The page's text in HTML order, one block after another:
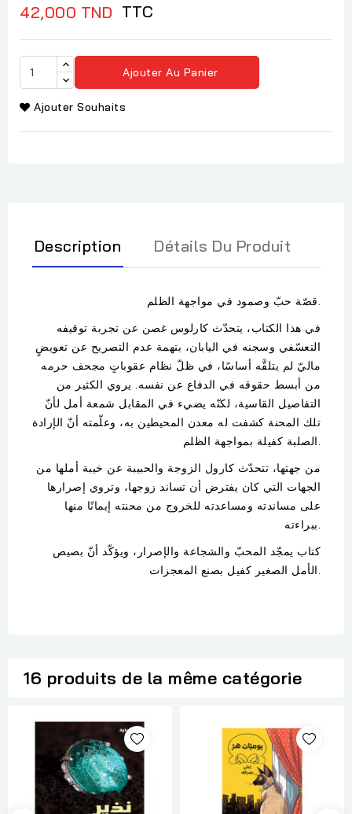
42,000 TND TTC
Ajouter Au Panier
Ajouter Souhaits
Description Détails Du Produit
قصّة حبّ وصمود في مواجهة الظلم.
في هذا الكتاب، يتحدّث كارلوس غصن عن تجربة توقيفه
التعسّفي وسجنه في اليابان، بتهمة عدم التصريح عن تعويضٍ
ماليّ لم يتلقَّه أساسًا، في ظلّ نظام عقوباتٍ مجحف حرمه
من أبسط حقوقه في الدفاع عن نفسه. يروي الكثير من
التفاصيل القاسية، لكنّه يضيء في المقابل شمعة أمل لأنّ
تلك المحنة كشفت له معدن المحيطين به، وعلّمته أنّ الإرادة
الصلبة كفيلة بمواجهة الظلم.
من جهتها، تتحدّث كارول الزوجة والحبيبة عن خيبة أملها من
الجهات التي كان يفترض أن تساند زوجها، وتروي إصرارها
على مساندته ومساعدته للخروج من محنته إيمانًا منها
ببراءته.
كتاب يمجّد المحبّ والشجاعة والإصرار، ويؤكّد أنّ بصيص
الأمل الصغير كفيل بصنع المعجزات.
16 produits de la même catégorie